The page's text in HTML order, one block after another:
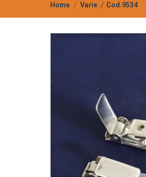
Home Varie Cod.9534